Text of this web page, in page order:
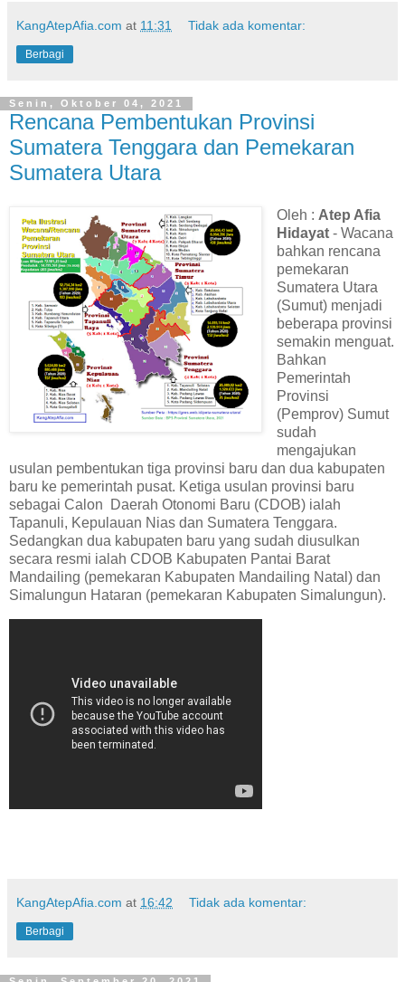
KangAtepAfia.com at 11:31 Tidak ada komentar:
Berbagi
Senin, Oktober 04, 2021
Rencana Pembentukan Provinsi
Sumatera Tenggara dan Pemekaran
Sumatera Utara
Oleh : Atep Afia
Hidayat - Wacana
bahkan rencana
pemekaran
Sumatera Utara
(Sumut) menjadi
beberapa provinsi
semakin menguat.
Bahkan
Pemerintah
Provinsi
(Pemprov) Sumut
sudah
mengajukan
usulan pembentukan tiga provinsi baru dan dua kabupaten
baru ke pemerintah pusat. Ketiga usulan provinsi baru
sebagai Calon Daerah Otonomi Baru (CDOB) ialah
Tapanuli, Kepulauan Nias dan Sumatera Tenggara.
Sedangkan dua kabupaten baru yang sudah diusulkan
secara resmi ialah CDOB Kabupaten Pantai Barat
Mandailing (pemekaran Kabupaten Mandailing Natal) dan
Simalungun Hataran (pemekaran Kabupaten Simalungun).
KangAtepAfia.com at 16:42 Tidak ada komentar:
Berbagi